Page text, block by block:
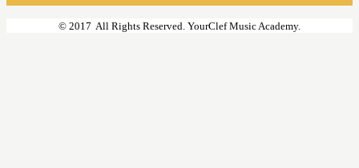
© 2017 All Rights Reserved. YourClef Music Academy.